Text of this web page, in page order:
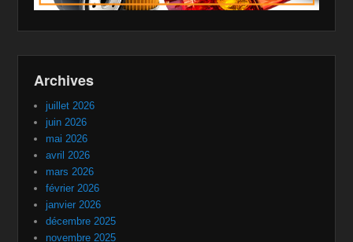
Archives
juillet 2026
juin 2026
mai 2026
avril 2026
mars 2026
février 2026
janvier 2026
décembre 2025
novembre 2025